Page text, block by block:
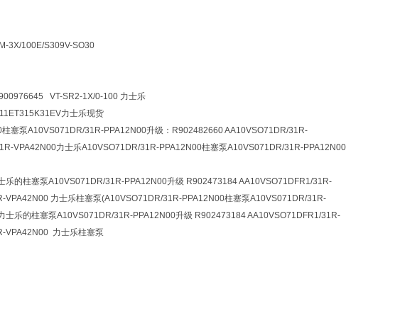
3X/100E/S309V-SO30
VT-SR2-1X/0-100 力士乐
力士乐现货
塞泵A10VS071DR/31R-PPA12N00升级：R902482660 AA10VSO71DR/31R-
VPA42N00力士乐A10VSO71DR/31R-PPA12N00柱塞泵A10VS071DR/31R-PPA12N00
的柱塞泵A10VS071DR/31R-PPA12N00升级 R902473184 AA10VSO71DFR1/31R-
力士乐柱塞泵(A10VSO71DR/31R-PPA12N00柱塞泵A10VS071DR/31R-
乐的柱塞泵A10VS071DR/31R-PPA12N00升级 R902473184 AA10VSO71DFR1/31R-
VPA42N00 力士乐柱塞泵